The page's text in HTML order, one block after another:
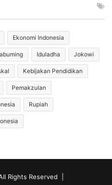
Ekonomi Indonesia
Iduladha Jokowi
Kebijakan Pendidikan
Pemakzulan
Rupiah
Rights Reserved |